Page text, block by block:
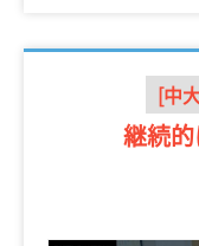
[中
継続